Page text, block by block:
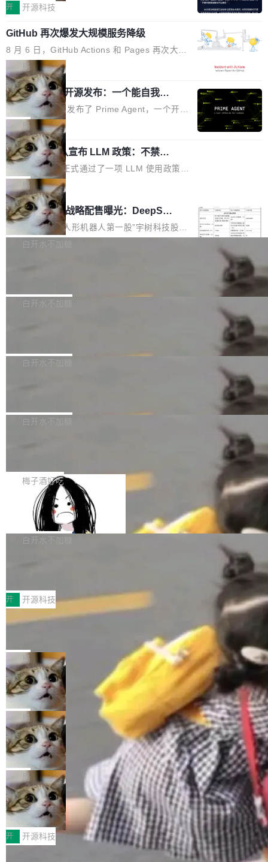
度宣传的。」 这才是真正的痛点。不是所有论文
都有问题，是最吸引眼球的那批论文最有问题。
他引用的帖子来自 Mathew Shen，一位 ICLR 2
026 的读者：「看了篇 ...
认为现代 AI 领域最重要的三个开源项目。 第一
理由很具体。FA 系列不需要解释，但 FA2 是他
认为最重要的一个——复杂度恰到好处，刚好能
驱动你去学 CuTe，但还没被那些"邪恶的" Hopp
er++ 优化所淹没，足够容易修改和适配。 更关
键的是 FA2 的持久性...
单点设备迈向智能化、网联化、协同化发展。作
鸿蒙通过统一技术底座和分布式能力，为不同类
型智能设备的开发、连接与互联提供关键支撑，
也为产业链企业探索产品创新与商业增长打开新
的空间。 8月14日，开源鸿蒙智能硬件开发者日
（OHDD：OpenHarmony Hardware Develope
r Day）将在杭州启航。活动面向智能硬件产业
链企业和开发者，邀请行业专家与资深技术顾
问，围绕开源鸿蒙技术能力、设备适配、芯片适
配、功耗与稳定性调优、兼容性测评及统一互联
等内容展开系统讲解和实战交流，帮助企业进一
步了解开源鸿蒙在智能...
开 开源科技
GitHub 再次爆发大规模服务降级
8 月 6 日，GitHub Actions 和 Pages 再次大规
模服务降级，Actions 完全不可用超过 5 小时，
webhook 停发，连自托管 runner 也因调度层故
障无法工作。Pages、Copilot code review、C
opilot coding agent 全部受影响。从检测到完全
恢复，大约 12 小时。 这是 2026 年 8 月的第六
起事故，其中四起与 AI/Copilot 服务相关。 Git
Hub 员工 kdaigle 在 HN 讨论中贴出了一组数
据：2025 年全年 10 亿次 commit。现在，每周
2.75 亿次，全年预计 140 亿次。GitHub...
局
Prime Agent 开源发布：一个能自我改
进的编程 Agent，ARC-AGI 3 超越人类
专家基线
Prime Intellect 发布了 Prime Agent，一个开源
的编程 Agent Harness，核心设计围绕两个抽
象：Recursive Language Model（RLM）和 C
ontinual Harness。在 ARC-AGI 3 基准测试
上，Prime Agent + Opus 5 的组合达到了 95.
5% RHAE Best@1，超过了 ARC 报告的人类专
家基线 95.4%。 不是又一个 coding agent 包装
器 Prime Agent 的架构和市面上大多数 coding
agent 有本质区别。大多数 agent harness 的设
计是基于早期模型的能力—...
局
Rust 项目团队宣布 LLM 政策：不禁
止，但你要承认哪些代码不是你写的
Rust 语言项目正式通过了一项 LLM 使用政策，
覆盖 rust-lang/rust 单一仓库的代码贡献。这不
是项目级别的官方立场，目前由五个团队采纳，
但它可能是主流开源项目中关于 AI 辅助贡献最
细致的一份规则。 政策的核心只有一句话：LLM
可以用来分析、提炼、审阅、建议，但不能用来
不得生成涉及安全性的关键变更，除非作者本身
局
宇树科技 IPO 战略配售曝光：DeepSe
ek 获配 93.3 万股，锁定 36 个月
8月6日晚间，“人形机器人第一股”宇树科技股份
有限公司披露IPO发行价格及战略配售结果，杭
36个月。 公告显示，本次宇树科技战略配售对
员工参与设立的专项资产管理计划。其中，Dee
获配9...
白开水不加糖
Bug fixes and enhancements 修复多次传递同
一个回归问题，该问题导致拉取镜像时会拒绝包
题，该问题可能导致在旧版 Linux 内核...
白开水不加糖
e 孵化器项目管理委员会（IPMC）投票中获得
P）！这一里程碑不仅标志着 Fluss 迈入新的发
白开水不加糖
长期停止内容更新，未能实现其作为“AI版维基百
提交的编辑请求也长期处于待处理状态。 Groki
pedia 于去年底上线，定位为由人工智能生成内
容的百科平台，被马斯克视为传统众包百科网站
维基百科的替代方案。Lawfare 调查发现，无论
热门页面还是低关注度页面，均未出现近期更
白开水不加糖
是这样的：配 MessageSource 的 Bean、写 R
eloadableResourceBundleMessageSource、
声明 LocaleResolver、注册 LocaleChangeInt
erceptor…五六步之后才能看到第一行翻译文
本。 Solon 换了个方式。整个 i18n 模块围绕三
梅子酒好吃
Apache Doris 4.1 全面增强 Iceberg：
支持 UPDATE、MERGE INTO 与 Iceb
erg V3
Apache Doris 4.1 要补齐的，正是缺失的那一
半。在已有查询能力的基础上，Doris 进一步支
常维护操作，并完整支持 Iceberg V3 格式。
白开水不加糖
村国家自主创新示范区会议中心开幕。本届大会
由中关村智联软件服务业质量创新联盟主办，以
“智构可信·质创未来——AI原生时代的质量新范
式”为主题，直面AI从实验室走向规模化产业落地
的核心质量命题。会上，《2026智能研发生产力
工具选型手册》发布，Testin云测的Testin XAge
nt智能测试系统入选AI测试领域代表产品。对CI
O而言，这提示了一个转变：AI测试正在从效率
工具升级为企业的质量基础设施。 CIO面对的新
现实 过去两年，CIO们的焦虑清单上多了两项：
一是如何让大模型和智能体应用安全地从PoC走
向生产，二是如何让测试团队跟得上AI应用...
开 开源科技
让非法状态不可表示：一篇关于 ADT
有一种东西，一旦用过就回不去了。Alex Fedos
eev 管它叫"软件设计的基石"。 他说的东西不新
鲜——代数数据类型（ADT），尤其是和类型
（sum type）。但他说清楚了一件事：这不是类
型系统的学术体操，是日常编码的思维方式。 文
章从一个简单的例子切入。一个网站的深色主题
设置，如果用布尔值 + 可空字段来表示——bool
ean 表示是否可切换，nullable 的默认模式、浅
色方案、深色方案——会产生大量无意义的组
合。方案缺了、配置冲突了、全 null 了。要知道
哪些组合有效，作者说，你得靠"文档、校验、或
者部落知识"。 换个写法。Rust 的 enum，两个
变体：Switchable...
局
Cloudflare 开源内部企业 AI 平台 Clou
dflare OS
Cloudflare 发布了一个开源项目 Cloudflare O
S。如果你只看官方博客，你会觉得这是又一
个"AI 知识库 + 聊天机器人"——每个大厂都在
做，没什么新鲜的。 但 Kenton Varda 在 Twitte
r 上把事情说清楚了： 今天我们发布了 Cloudfla
re OS，一个带连接器的聊天机器人，跟其他所
有科技公司做的一样。只不过，实际上它不一
样。这是 Sandstorm.io 的重制版，我十年前的
那个创业公司。不同的是，这次它构建在 Cloudf
lare Workers 上——我花了九年时间搭建的平台
——并且深度集成了 AI。这基本上是我十年秘密
局
Deno 团队开源 Celld，可自托管的分
布式 Durable Objects
Ryan Dahl 领导的 Deno 团队推出了最新开源项
目 Celld，一个能在自己机器上运行 Cloudflare
Workers 和 Durable Objects 的守护进程。 设
计思路很直接：每个对象是一个独立的 SQLite
数据库，按名称寻址，复制到你自己的 S3 兼容
存储库里。节点之间只通过这个存储库协调——
没有控制平面，没有共识协议。每个对象自带一
局
鲁大师7月新机性能/流畅/AI榜：vivo夺
性能、流畅双第一，三星Galaxy Z系列
新折叠缺席
2026年7月的手机市场，由于存储等硬件成本暴
增，手机厂商的日子也不好过啊，新机速度明显
放缓，因此硝烟味淡了许多。新机参数规格除开
开 开源科技